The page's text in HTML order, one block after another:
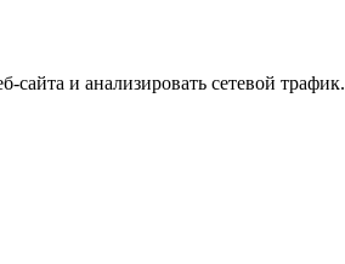
и анализировать сетевой трафик.